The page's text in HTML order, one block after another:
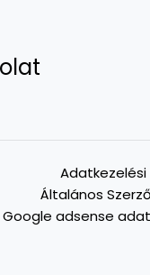
Általános
Google adsense